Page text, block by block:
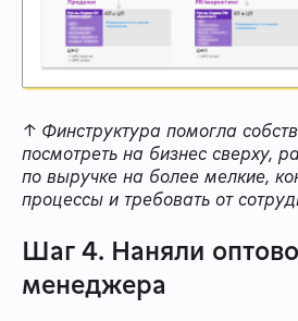
↑ Финструктура помогла
посмотреть на бизнес сверху,
по выручке на более мелкие,
процессы и требовать от
Шаг 4. Наняли
менеджера